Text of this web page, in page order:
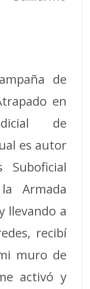
de
en
de
es autor
Suboficial
Armada
llevando a
recibí
muro de
activó y